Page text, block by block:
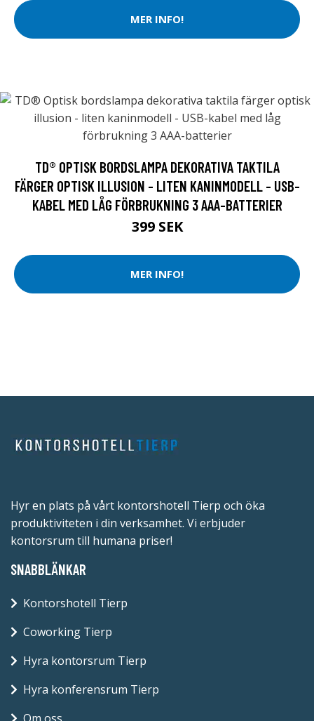
MER INFO!
TD® OPTISK BORDSLAMPA DEKORATIVA TAKTILA
FÄRGER OPTISK ILLUSION - LITEN KANINMODELL - USB-
KABEL MED LÅG FÖRBRUKNING 3 AAA-BATTERIER
399 SEK
MER INFO!
Hyr en plats på vårt kontorshotell Tierp och öka
produktiviteten i din verksamhet. Vi erbjuder
kontorsrum till humana priser!
SNABBLÄNKAR
Kontorshotell Tierp
Coworking Tierp
Hyra kontorsrum Tierp
Hyra konferensrum Tierp